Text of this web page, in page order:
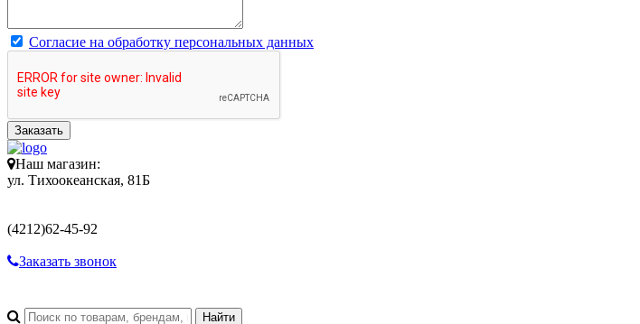
Согласие на обработку персональных данных
Заказать
Наш магазин:
ул. Тихоокеанская, 81Б
(4212)62-45-92
Заказать звонок